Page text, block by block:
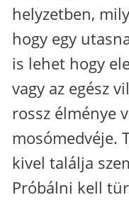
helyzetben,
hogy egy
is lehet hogy
vagy az egész
rossz élménye
mosómedvéje.
kivel találja
Próbálni kell